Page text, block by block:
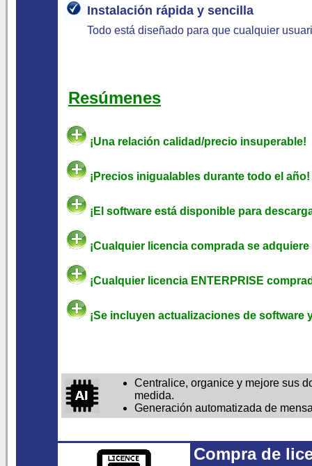
Instalación rápida y sencilla
Todo está diseñado para que cualquier
Resúmenes
¡Una relación calidad/precio insuperable!
¡Precios inigualables durante todo el año!
¡El software está disponible para
¡Cualquier licencia comprada se
¡Cualquier licencia ENTERPRISE
¡Se incluyen actualizaciones de software
Centralice, organice y mejore sus
medida.
Generación automatizada de
Compra de